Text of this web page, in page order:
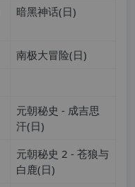
暗黑神话(日)
南极大冒险(日)
元朝秘史 - 成吉思
汗(日)
元朝秘史 2 - 苍狼与
白鹿(日)